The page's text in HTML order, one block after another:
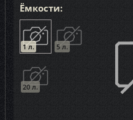
Ёмкости:
1 л. 5 л.
20 л.